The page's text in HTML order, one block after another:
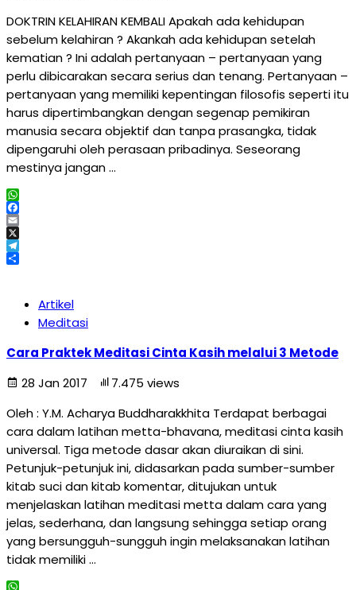
DOKTRIN KELAHIRAN KEMBALI Apakah ada kehidupan
sebelum kelahiran ? Akankah ada kehidupan setelah
kematian ? Ini adalah pertanyaan – pertanyaan yang
perlu dibicarakan secara serius dan tenang. Pertanyaan –
pertanyaan yang memiliki kepentingan filosofis seperti itu
harus dipertimbangkan dengan segenap pemikiran
manusia secara objektif dan tanpa prasangka, tidak
dipengaruhi oleh perasaan pribadinya. Seseorang
mestinya jangan …
WhatsApp
Facebook
Email
X
Telegram
Artikel
Meditasi
Cara Praktek Meditasi Cinta Kasih melalui 3 Metode
28 Jan 2017
7.475 views
Oleh : Y.M. Acharya Buddharakkhita Terdapat berbagai
cara dalam latihan metta-bhavana, meditasi cinta kasih
universal. Tiga metode dasar akan diuraikan di sini.
Petunjuk-petunjuk ini, didasarkan pada sumber-sumber
kitab suci dan kitab komentar, ditujukan untuk
menjelaskan latihan meditasi metta dalam cara yang
jelas, sederhana, dan langsung sehingga setiap orang
yang bersungguh-sungguh ingin melaksanakan latihan
tidak memiliki …